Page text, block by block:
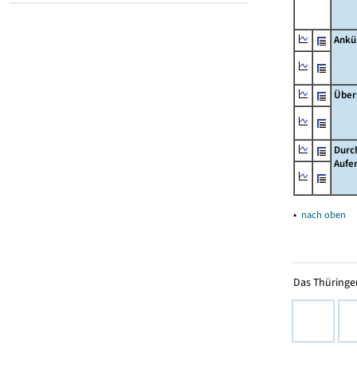
▴ nach oben
Das